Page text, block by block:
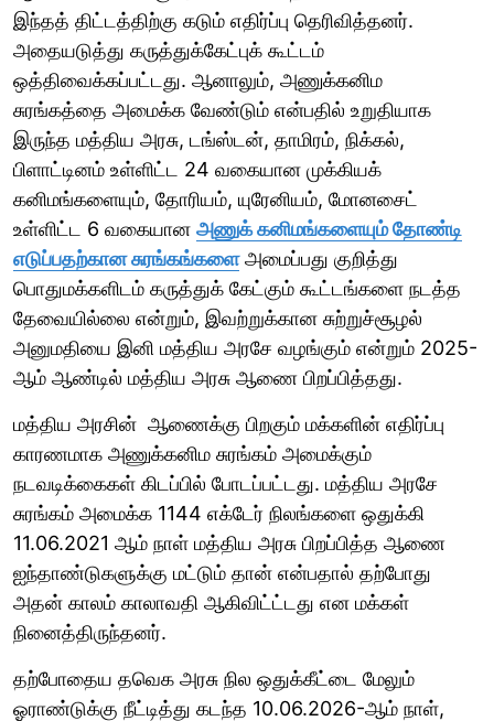
இந்தத் திட்டத்திற்கு கடும் எதிர்ப்பு தெரிவித்தனர்.
அதையடுத்து கருத்துக்கேட்புக் கூட்டம்
ஒத்திவைக்கப்பட்டது. ஆனாலும், அணுக்கனிம
சுரங்கத்தை அமைக்க வேண்டும் என்பதில் உறுதியாக
இருந்த மத்திய அரசு, டங்ஸ்டன், தாமிரம், நிக்கல்,
பிளாட்டினம் உள்ளிட்ட 24 வகையான முக்கியக்
கனிமங்களையும், தோரியம், யுரேனியம், மோனசைட்
உள்ளிட்ட 6 வகையான அணுக் கனிமங்களையும் தோண்டி
எடுப்பதற்கான சுரங்கங்களைஅமைப்பது குறித்து
பொதுமக்களிடம் கருத்துக் கேட்கும் கூட்டங்களை நடத்த
தேவையில்லை என்றும், இவற்றுக்கான சுற்றுச்சூழல்
அனுமதியை இனி மத்திய அரசே வழங்கும் என்றும் 2025-
ஆம் ஆண்டில் மத்திய அரசு ஆணை பிறப்பித்தது.
மத்திய அரசின் ஆணைக்கு பிறகும் மக்களின் எதிர்ப்பு
காரணமாக அணுக்கனிம சுரங்கம் அமைக்கும்
நடவடிக்கைகள் கிடப்பில் போடப்பட்டது. மத்திய அரசே
சுரங்கம் அமைக்க 1144 எக்டேர் நிலங்களை ஒதுக்கி
11.06.2021 ஆம் நாள் மத்திய அரசு பிறப்பித்த ஆணை
ஐந்தாண்டுகளுக்கு மட்டும் தான் என்பதால் தற்போது
அதன் காலம் காலாவதி ஆகிவிட்ட்டது என மக்கள்
நினைத்திருந்தனர்.
தற்போதைய தவெக அரசு நில ஒதுக்கீட்டை மேலும்
ஓராண்டுக்கு நீட்டித்து கடந்த 10.06.2026-ஆம் நாள்,